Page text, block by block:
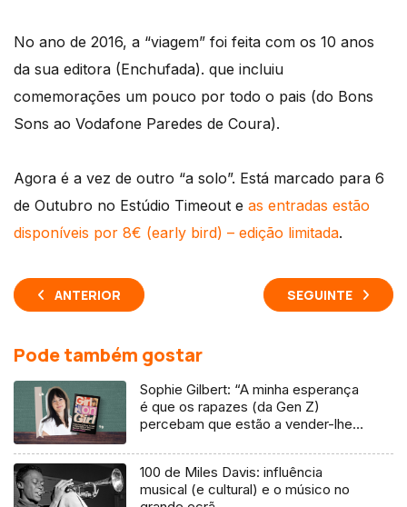
No ano de 2016, a “viagem” foi feita com os 10 anos
da sua editora (Enchufada). que incluiu
comemorações um pouco por todo o pais (do Bons
Sons ao Vodafone Paredes de Coura).
Agora é a vez de outro “a solo”. Está marcado para 6
de Outubro no Estúdio Timeout e as entradas estão
disponíveis por 8€ (early bird) – edição limitada.
ANTERIOR SEGUINTE
Pode também gostar
Sophie Gilbert: “A minha esperança
é que os rapazes (da Gen Z)
percebam que estão a vender-lhes
100 de Miles Davis: influência
musical (e cultural) e o músico no